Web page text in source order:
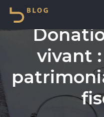
vivant